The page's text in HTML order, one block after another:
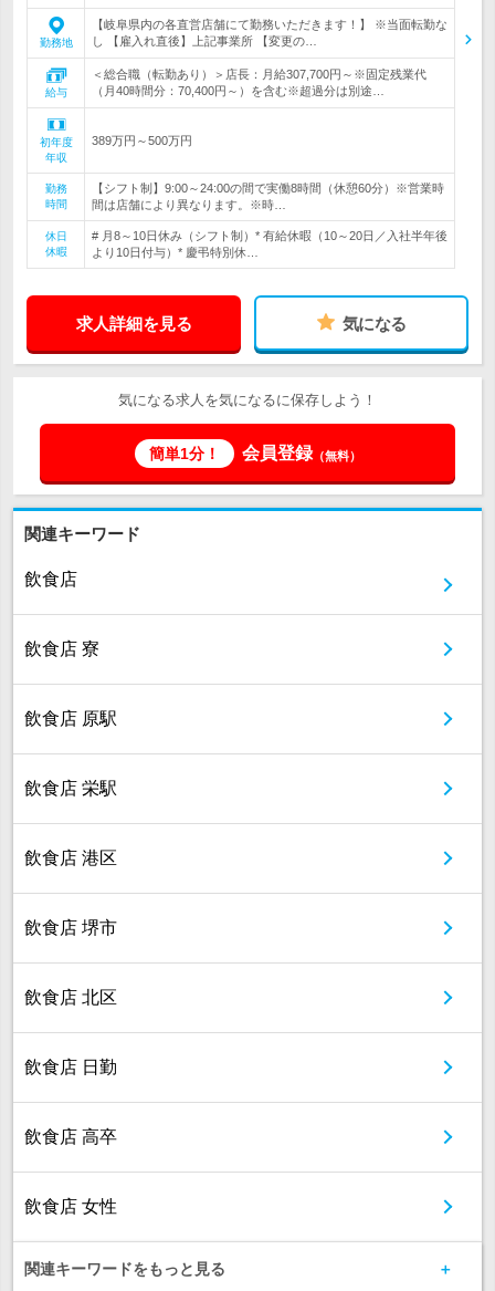
勤務地
【岐阜県内の各直営店舗にて勤務いただきます！】 ※当面転勤な
し 【雇入れ直後】上記事業所 【変更の…
給与
＜総合職（転勤あり）＞店長：月給307,700円～※固定残業代
（月40時間分：70,400円～）を含む※超過分は別途…
初年度
年収
389万円～500万円
勤務
時間
【シフト制】9:00～24:00の間で実働8時間（休憩60分）※営業時
間は店舗により異なります。※時…
休日
休暇
# 月8～10日休み（シフト制）* 有給休暇（10～20日／入社半年後
より10日付与）* 慶弔特別休…
求人詳細を見る 気になる
気になる求人を気になるに保存しよう！
簡単1分！ 会員登録（無料）
関連キーワード
飲食店
飲食店 寮
飲食店 原駅
飲食店 栄駅
飲食店 港区
飲食店 堺市
飲食店 北区
飲食店 日勤
飲食店 高卒
飲食店 女性
関連キーワードをもっと見る